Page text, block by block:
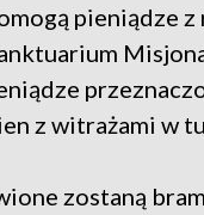
pieniądze
z witrażami w
zostaną